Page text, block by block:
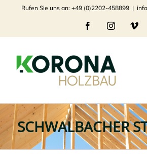
springen
Rufen Sie uns an: +49 (0)2202-458899 |
FacebookInstagram
SCHWALBACHER